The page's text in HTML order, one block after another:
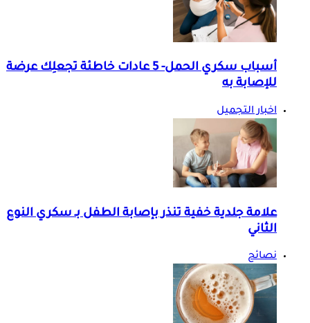
أسباب سكري الحمل- 5 عادات خاطئة تجعلِك عرضة
للإصابة به
اخبار التجميل
علامة جلدية خفية تنذر بإصابة الطفل بـ سكري النوع
الثاني
نصائح